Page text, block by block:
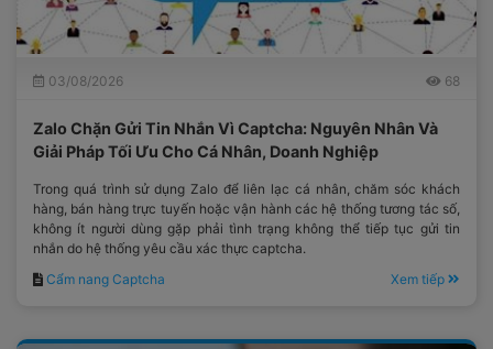
03/08/2026 68
Zalo Chặn Gửi Tin Nhắn Vì Captcha: Nguyên Nhân Và
Giải Pháp Tối Ưu Cho Cá Nhân, Doanh Nghiệp
Trong quá trình sử dụng Zalo để liên lạc cá nhân, chăm sóc khách
hàng, bán hàng trực tuyến hoặc vận hành các hệ thống tương tác số,
không ít người dùng gặp phải tình trạng không thể tiếp tục gửi tin
nhắn do hệ thống yêu cầu xác thực captcha.
Cẩm nang Captcha
Xem tiếp